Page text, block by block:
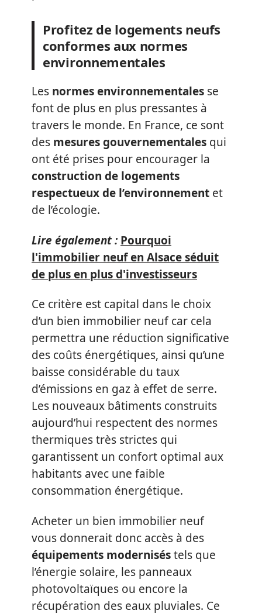
Profitez de logements neufs
conformes aux normes
environnementales
Les normes environnementales se
font de plus en plus pressantes à
travers le monde. En France, ce sont
des mesures gouvernementales qui
ont été prises pour encourager la
construction de logements
respectueux de l’environnement et
de l’écologie.
Lire également : Pourquoi
l'immobilier neuf en Alsace séduit
de plus en plus d'investisseurs
Ce critère est capital dans le choix
d’un bien immobilier neuf car cela
permettra une réduction significative
des coûts énergétiques, ainsi qu’une
baisse considérable du taux
d’émissions en gaz à effet de serre.
Les nouveaux bâtiments construits
aujourd’hui respectent des normes
thermiques très strictes qui
garantissent un confort optimal aux
habitants avec une faible
consommation énergétique.
Acheter un bien immobilier neuf
vous donnerait donc accès à des
équipements moderniséstels que
l’énergie solaire, les panneaux
photovoltaïques ou encore la
récupération des eaux pluviales. Ce